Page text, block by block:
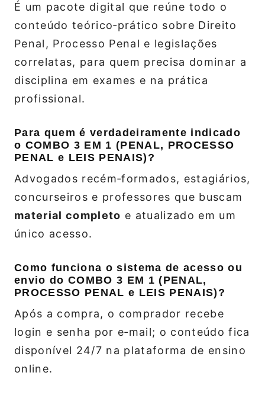
É um pacote digital que reúne todo o
conteúdo teórico‑prático sobre Direito
Penal, Processo Penal e legislações
correlatas, para quem precisa dominar a
disciplina em exames e na prática
profissional.
Para quem é verdadeiramente indicado
o COMBO 3 EM 1 (PENAL, PROCESSO
PENAL e LEIS PENAIS)?
Advogados recém‑formados, estagiários,
concurseiros e professores que buscam
material completo e atualizado em um
único acesso.
Como funciona o sistema de acesso ou
envio do COMBO 3 EM 1 (PENAL,
PROCESSO PENAL e LEIS PENAIS)?
Após a compra, o comprador recebe
login e senha por e‑mail; o conteúdo fica
disponível 24/7 na plataforma de ensino
online.